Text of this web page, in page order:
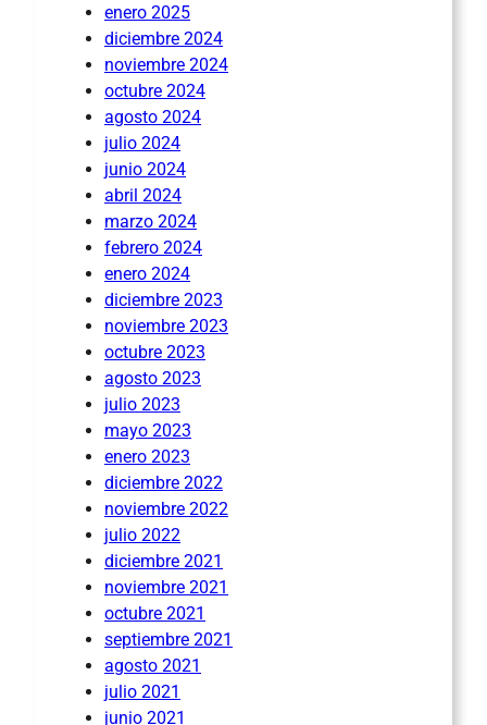
enero 2025
diciembre 2024
noviembre 2024
octubre 2024
agosto 2024
julio 2024
junio 2024
abril 2024
marzo 2024
febrero 2024
enero 2024
diciembre 2023
noviembre 2023
octubre 2023
agosto 2023
julio 2023
mayo 2023
enero 2023
diciembre 2022
noviembre 2022
julio 2022
diciembre 2021
noviembre 2021
octubre 2021
septiembre 2021
agosto 2021
julio 2021
junio 2021